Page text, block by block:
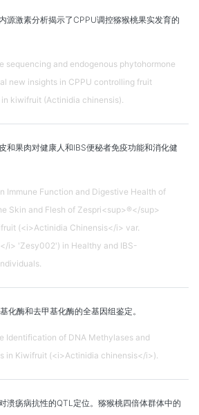
源激素分析揭示了CPPU调控猕猴桃果实发育的
sequencing and endogenous phytohormone
new insights in CPPU controlling fruit
kiwifruit (Actinidia chinensis).
和果肉对健康人和IBS便秘者免疫功能和消化健
Immune Function and Digestive Health of
Skin and Flesh of Zespri<sup>®</sup>
(<i>Actinidia Chinensis</i> var.
i> 'Zesy002') in Healthy and IBS-
化酶和去甲基化酶的全基因组鉴定。
Identification of DNA Methylases and
in Kiwifruit (<i>Actinidia chinensis</i>).
溃疡病抗性的QTL定位。猕猴桃四倍体群体中的